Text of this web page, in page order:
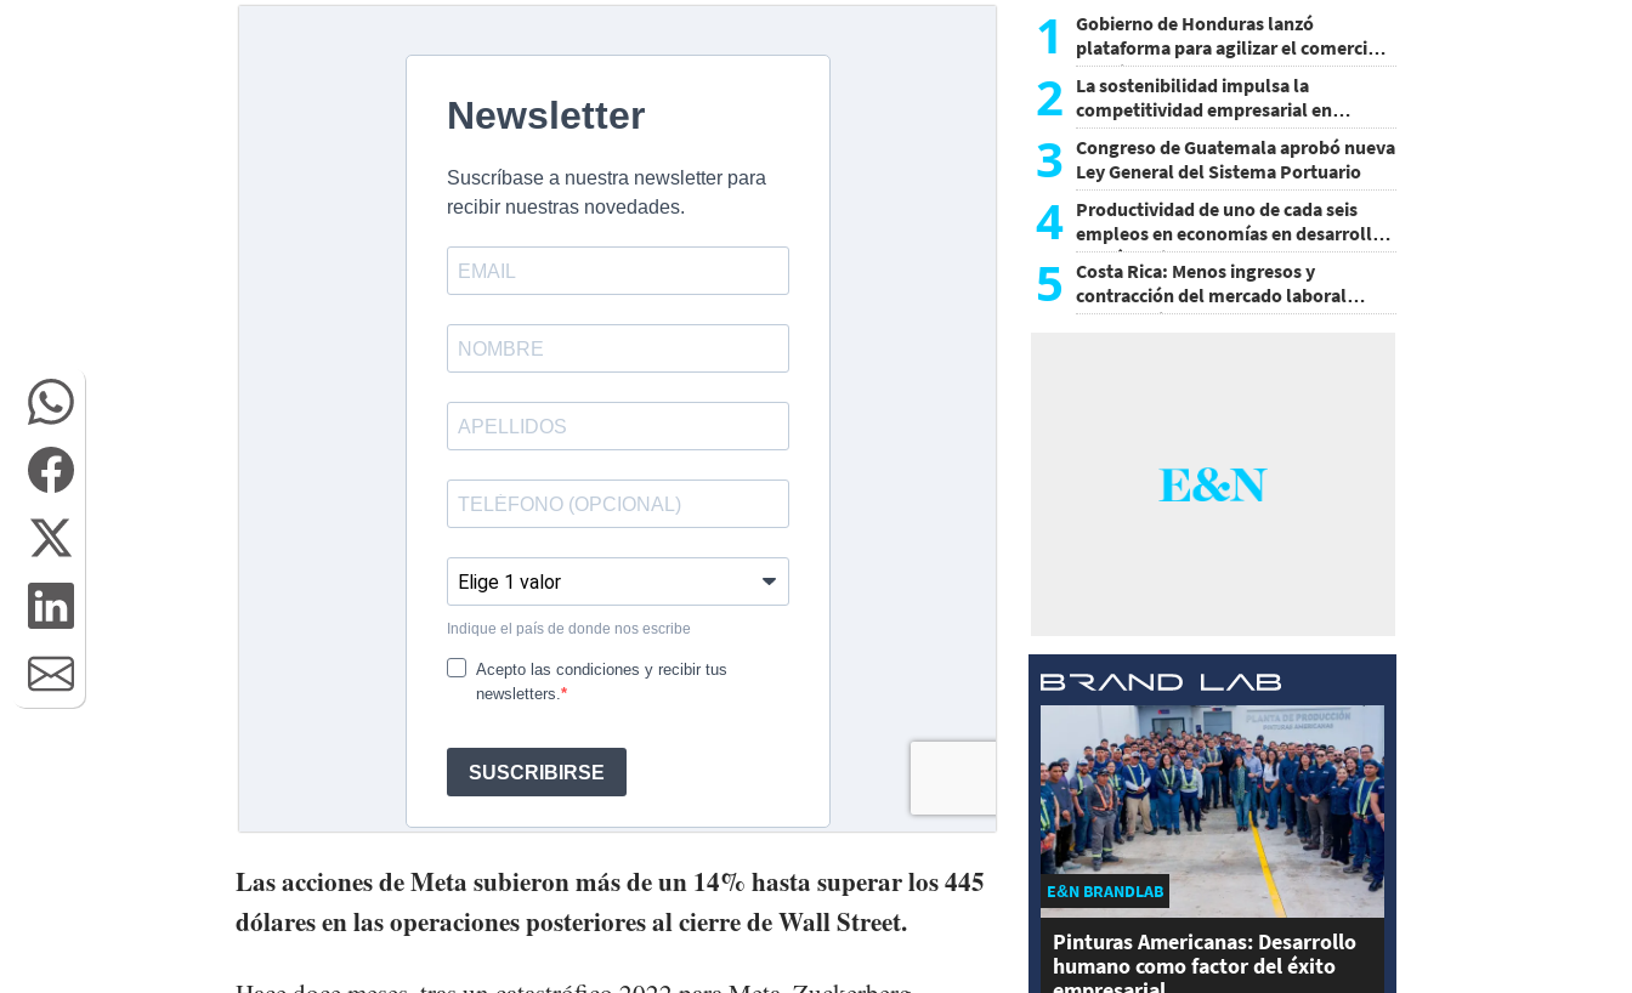
Las acciones de Meta subieron más de un 14% hasta superar los 445
dólares en las operaciones posteriores al cierre de Wall Street.
1
Gobierno de Honduras lanzó
plataforma para agilizar el comercio
exterior
2 La sostenibilidad impulsa la
competitividad empresarial en
Guatemala
3 Congreso de Guatemala aprobó nueva
Ley General del Sistema Portuario
4 Productividad de uno de cada seis
empleos en economías en desarrollo
podría mejorar por la IA
5
Costa Rica: Menos ingresos y
contracción del mercado laboral
causan baja del consumo
E&N BRANDLAB
Pinturas Americanas: Desarrollo
humano como factor del éxito